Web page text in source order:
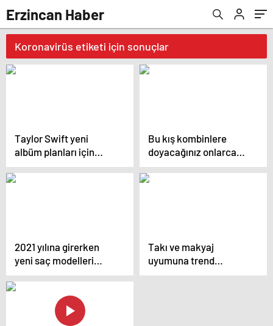
Erzincan Haber
Koronavirüs etiketi için sonuçlar
Taylor Swift yeni
albüm planları için
düğmeye bastığını
sosyal medyadan
Bu kış kombinlere
doyacağınız onlarca
model ve onlarca
detay.
2021 yılına girerken
yeni saç modelleri
kendini göstermeye
başladı.
Takı ve makyaj
uyumuna trend
örnekleri sizler için